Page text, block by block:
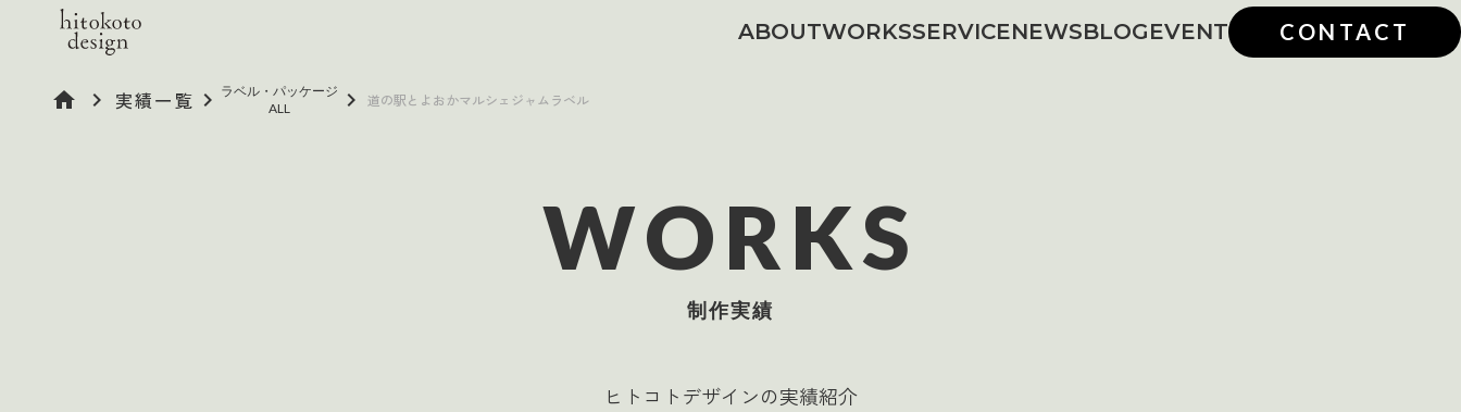
home keyboard_arrow_right 実績一覧 keyboard_arrow_right ラベル・パッケージ
ALL
keyboard_arrow_right 道の駅とよおかマルシェジャムラベル
WORKS
制作実績
ヒトコトデザインの実績紹介
ABOUTWORKSSERVICENEWSBLOGEVENT CONTACT